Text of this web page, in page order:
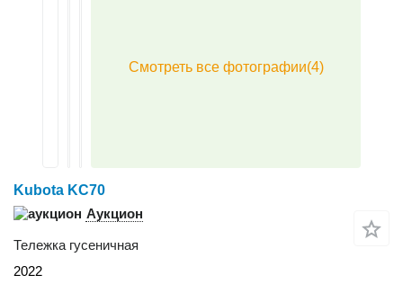
Kubota KC70
Аукцион
Тележка гусеничная
2022